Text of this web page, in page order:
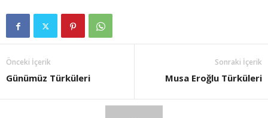
Önceki İçerik
Günümüz Türküleri
Sonraki İçerik
Musa Eroğlu Türküleri